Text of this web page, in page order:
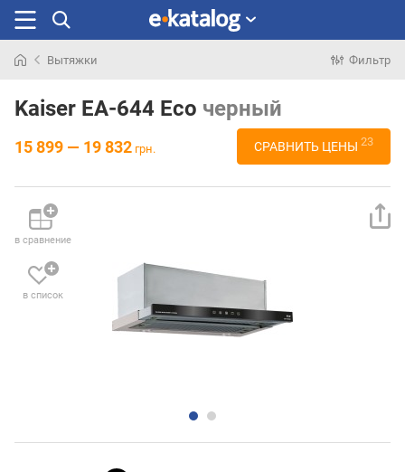
раньше
Вытяжки Фильтр
Kaiser EA-644 Eco черный
15 899 — 19 832 грн. СРАВНИТЬ ЦЕНЫ 23
в сравнение
в список